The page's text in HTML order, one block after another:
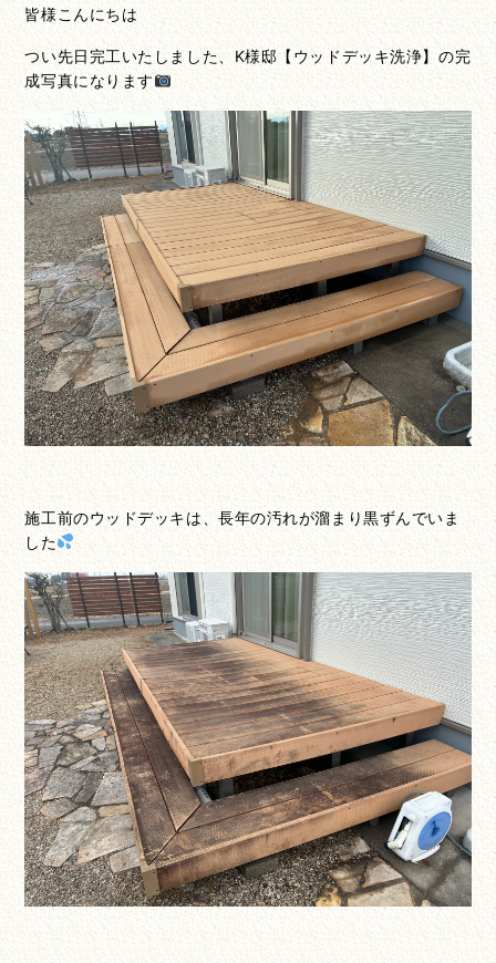
皆様こんにちは
つい先日完工いたしました、K様邸【ウッドデッキ洗浄】の完
成写真になります
施工前のウッドデッキは、長年の汚れが溜まり黒ずんでいま
した